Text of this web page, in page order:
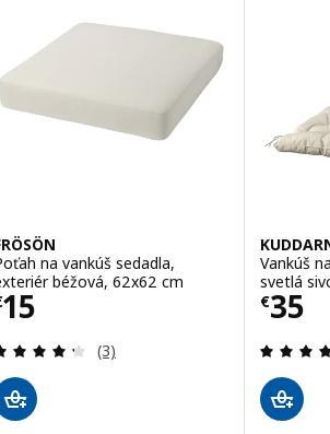
na vankúš sedadla,
béžová, 62x62 cm
15 € 15
Prehľad: 4.3 z 5 hviezdy.
(3)
Vankúš
svetlá
€35